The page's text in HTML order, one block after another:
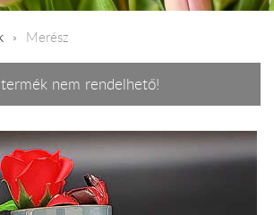
Merész
nem rendelhető!